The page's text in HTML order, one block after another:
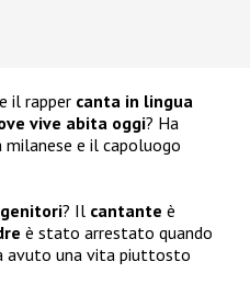
il rapper canta in lingua
vive abita oggi? Ha
e il capoluogo
? Il cantante è
è stato arrestato quando
avuto una vita piuttosto